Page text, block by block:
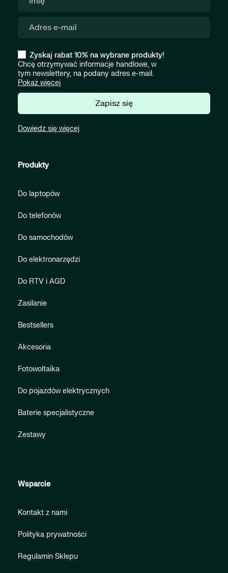
Zyskaj rabat 10% na wybrane produkty!
Chcę otrzymywać informacje handlowe, w
tym newslettery, na podany adres e-mail.
Pokaż więcej
Zapisz się
Dowiedz się więcej
Produkty
Do laptopów
Do telefonów
Do samochodów
Do elektronarzędzi
Do RTV i AGD
Zasilanie
Bestsellers
Akcesoria
Fotowoltaika
Do pojazdów elektrycznych
Baterie specjalistyczne
Zestawy
Wsparcie
Kontakt z nami
Polityka prywatności
Regulamin Sklepu